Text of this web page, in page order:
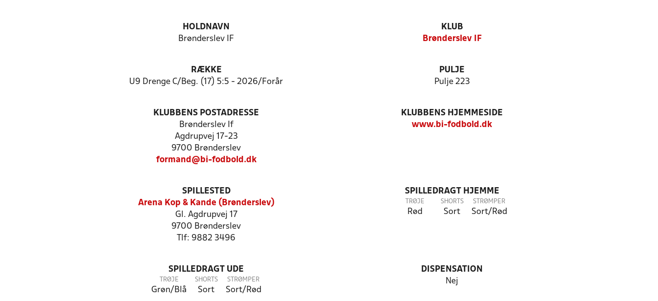
HOLDNAVN
Brønderslev IF
KLUB
Brønderslev IF
RÆKKE
U9 Drenge C/Beg. (17) 5:5 - 2026/Forår
PULJE
Pulje 223
KLUBBENS POSTADRESSE
Brønderslev If
Agdrupvej 17-23
9700 Brønderslev
formand@bi-fodbold.dk
KLUBBENS HJEMMESIDE
www.bi-fodbold.dk
SPILLESTED
Arena Kop & Kande (Brønderslev)
Gl. Agdrupvej 17
9700 Brønderslev
Tlf: 9882 3496
SPILLEDRAGT HJEMME
TRØJE
Rød
SHORTS
Sort
STRØMPER
Sort/Rød
SPILLEDRAGT UDE
TRØJE
Grøn/Blå
SHORTS
Sort
STRØMPER
Sort/Rød
DISPENSATION
Nej